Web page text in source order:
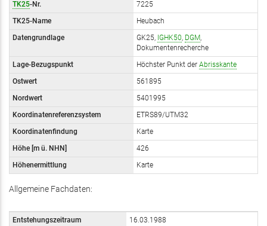
TK25-Nr.
7225
TK25-Name
Heubach
Datengrundlage
GK25, IGHK50, DGM,
Dokumentenrecherche
Lage-Bezugspunkt
Höchster Punkt der Abrisskante
Ostwert
561895
Nordwert
5401995
Koordinatenreferenzsystem
ETRS89/UTM32
Koordinatenfindung
Karte
Höhe [m ü. NHN]
426
Höhenermittlung
Karte
Allgemeine Fachdaten:
Entstehungszeitraum
16.03.1988